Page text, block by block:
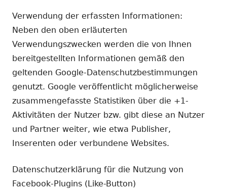
Verwendung der erfassten Informationen:
Neben den oben erläuterten
Verwendungszwecken werden die von Ihnen
bereitgestellten Informationen gemäß den
geltenden Google-Datenschutzbestimmungen
genutzt. Google veröffentlicht möglicherweise
zusammengefasste Statistiken über die +1-
Aktivitäten der Nutzer bzw. gibt diese an Nutzer
und Partner weiter, wie etwa Publisher,
Inserenten oder verbundene Websites.
Datenschutzerklärung für die Nutzung von
Facebook-Plugins (Like-Button)